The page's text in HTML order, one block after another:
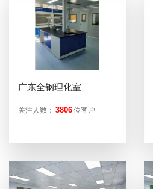
广东全钢理化室
关注人数： 3806位客户